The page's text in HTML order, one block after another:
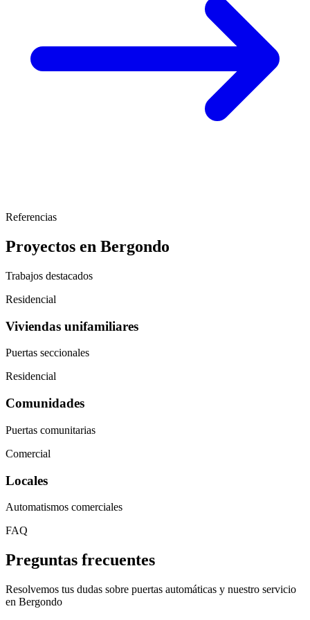
Referencias
Proyectos en Bergondo
Trabajos destacados
Residencial
Viviendas unifamiliares
Puertas seccionales
Residencial
Comunidades
Puertas comunitarias
Comercial
Locales
Automatismos comerciales
FAQ
Preguntas frecuentes
Resolvemos tus dudas sobre puertas automáticas y nuestro servicio
en Bergondo